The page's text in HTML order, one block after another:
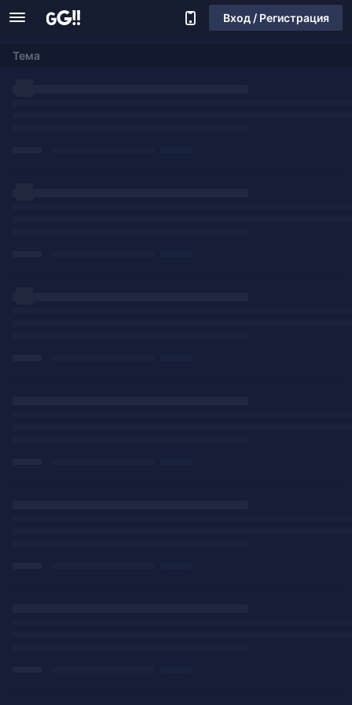
Вход / Регистрация
Тема